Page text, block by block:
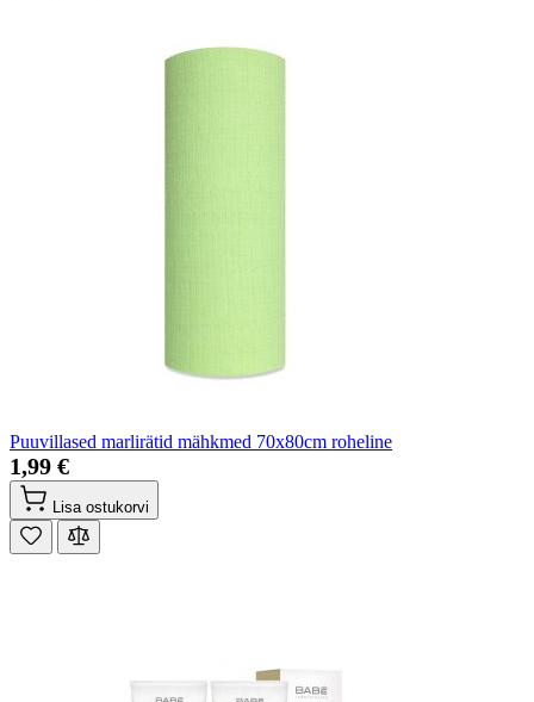
Puuvillased marlirätid mähkmed 70x80cm roheline
1,99 €
Lisa ostukorvi